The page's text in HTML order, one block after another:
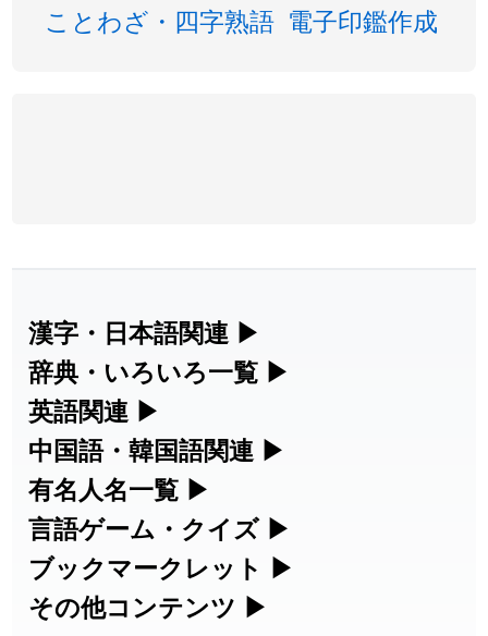
ことわざ・四字熟語 電子印鑑作成
漢字・日本語関連 ▶
漢字の読み方検索、手書き入力、書き順
練習など、日本語学習に役立つツールを
集めています。
人名漢字辞典 - 読み方検索
手書き漢字入力
漢字の書き方・書き順 書き取り練習
辞典・いろいろ一覧 ▶
部首・画数別の漢字一覧、熟語辞典、地
名・駅名検索など、各種リファレンスツ
ールです。
部首画数別漢字一覧
常用漢字一覧
英語関連 ▶
カタカナ語・略語の意味検索、発音記
号、リスニング練習など英語学習ツール
です。
カタカナ語の意味・発音・類語辞典
中国語・韓国語関連 ▶
中国語のピンイン変換、韓国語の手書き
入力など、アジア言語学習ツールです。
手書き中国語入力 変換ツール
有名人名一覧 ▶
海外セレブやスポーツ選手の名前の読み
方・発音を確認できます。
海外有名人の苗字・名前一覧と発音
言語ゲーム・クイズ ▶
四字熟語パズルや漢字クイズなど、楽し
みながら学べるゲームです。
ブックマークレット ▶
ブラウザに登録して、どのサイトからで
その他コンテンツ ▶